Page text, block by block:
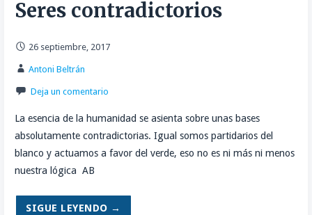
Seres contradictorios
26 septiembre, 2017
Antoni Beltrán
Deja un comentario
La esencia de la humanidad se asienta sobre unas bases
absolutamente contradictorias. Igual somos partidarios del
blanco y actuamos a favor del verde, eso no es ni más ni menos
nuestra lógica AB
SIGUE LEYENDO →